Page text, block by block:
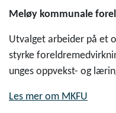
Meløy kommunale
Utvalget arbeider på et
styrke
unges oppvekst- og
Les mer om MKFU